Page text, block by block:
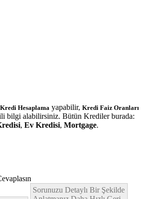
Hesaplama yapabilir, Kredi Faiz Oranları
bilgi alabilirsiniz. Bütün Krediler burada:
, Ev Kredisi, Mortgage.